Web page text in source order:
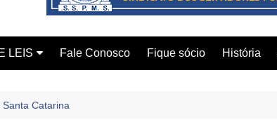
LEIS Fale Conosco Fique sócio História
Catarina